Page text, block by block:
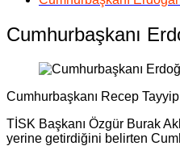
Cumhurbaşkanı
Cumhurbaşkanı Recep
TİSK Başkanı Özgür Burak
yerine getirdiğini belirten